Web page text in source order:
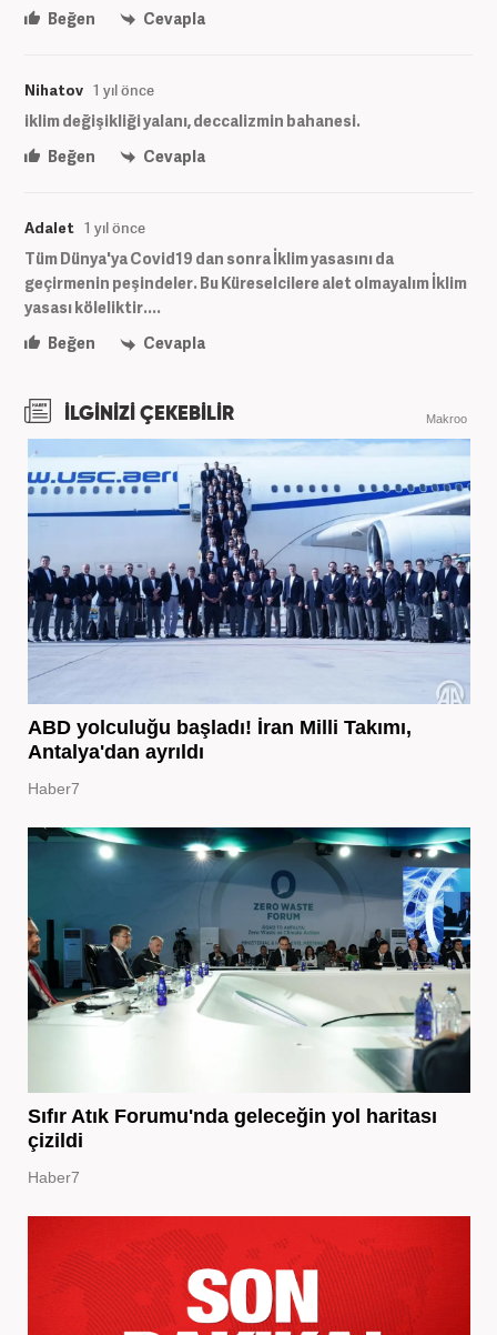
Beğen
Cevapla
Nihatov 1 yıl önce
iklim değişikliği yalanı, deccalizmin bahanesi.
Beğen
Cevapla
Adalet 1 yıl önce
Tüm Dünya'ya Covid19 dan sonra İklim yasasını da
geçirmenin peşindeler. Bu Küreselcilere alet olmayalım İklim
yasası köleliktir....
Beğen
Cevapla
İLGİNİZİ ÇEKEBİLİR Makroo
ABD yolculuğu başladı! İran Milli Takımı,
Antalya'dan ayrıldı
Haber7
Sıfır Atık Forumu'nda geleceğin yol haritası
çizildi
Haber7